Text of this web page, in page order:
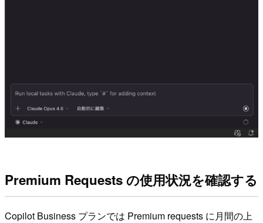
Premium Requests の使用状況を確認する
Copilot Business プランでは Premium requests に月間の上